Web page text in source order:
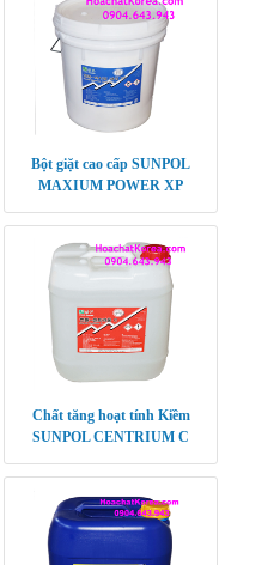
Bột giặt cao cấp SUNPOL
MAXIUM POWER XP
Chất tăng hoạt tính Kiềm
SUNPOL CENTRIUM C